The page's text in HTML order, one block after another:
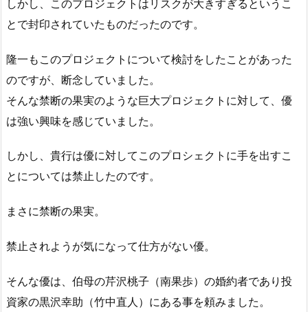
しかし、このプロジェクトはリスクが大きすぎるというこ
とで封印されていたものだったのです。
隆一もこのプロジェクトについて検討をしたことがあった
のですが、断念していました。
そんな禁断の果実のような巨大プロジェクトに対して、優
は強い興味を感じていました。
しかし、貴行は優に対してこのプロシェクトに手を出すこ
とについては禁止したのです。
まさに禁断の果実。
禁止されようが気になって仕方がない優。
そんな優は、伯母の芹沢桃子（南果歩）の婚約者であり投
資家の黒沢幸助（竹中直人）にある事を頼みました。